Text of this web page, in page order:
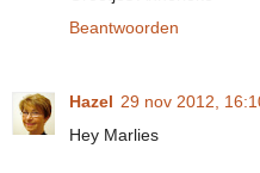
Beantwoorden
Hazel 29 nov 2012,
Hey Marlies